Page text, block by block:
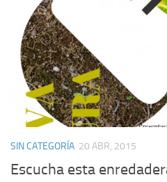
SIN CATEGORÍA 20 ABR, 2015
Escucha esta